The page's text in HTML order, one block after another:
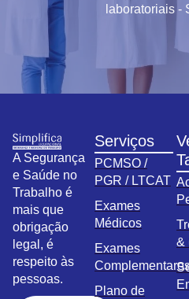
laboratoriais -
A Segurança
e Saúde no
Trabalho é
mais que
obrigação
legal, é
respeito às
pessoas.
Serviços
PCMSO /
PGR / LTCAT
Exames
Médicos
Exames
Plano de
&